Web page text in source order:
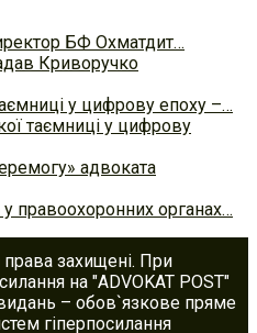
БФ Охматдит…
Криворучко
у цифрову епоху –…
таємниці у цифрову
адвоката
правоохоронних органах…
права захищені. При
на "ADVOKAT POST"
– обов`язкове пряме
гіперпосилання